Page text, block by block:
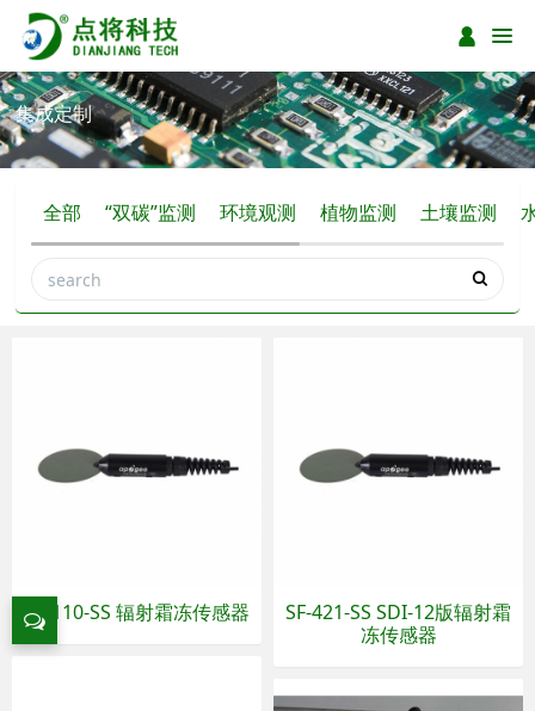
集成定制
全部 “双碳”监测 环境观测 植物监测 土壤监测
SF-110-SS 辐射霜冻传感器
SF-421-SS SDI-12版辐射霜
冻传感器